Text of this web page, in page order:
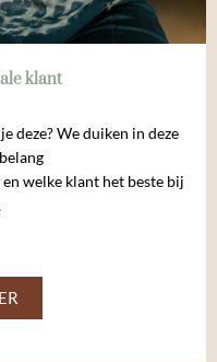
klant
deze? We duiken in deze
welke klant het beste bij